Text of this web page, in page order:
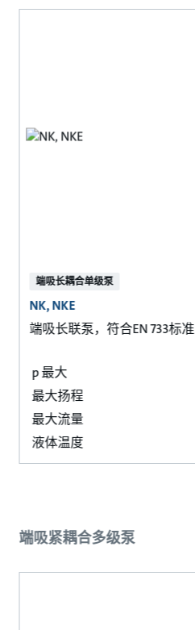
端吸长耦合单级泵
NK, NKE
端吸长联泵，符合EN 733标准
p 最大
最大扬程
最大流量
液体温度
端吸紧耦合多级泵